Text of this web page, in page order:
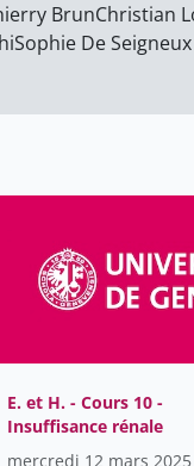
BrunChristian
Sophie De
E. et H. - Cours 10 -
Insuffisance rénale
mercredi 12 mars 2025